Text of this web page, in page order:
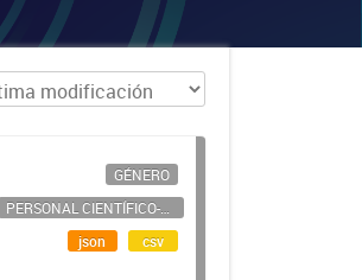
GÉNERO
PERSONAL CIENTÍFICO-TECNOLÓGICO
json
csv